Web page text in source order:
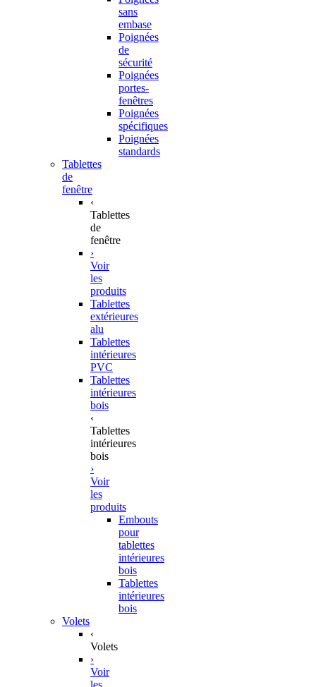
sans
embase
Poignées
de
sécurité
Poignées
portes-
fenêtres
Poignées
spécifiques
Poignées
standards
Tablettes
de
fenêtre
‹
Tablettes
de
fenêtre
›
Voir
les
produits
Tablettes
extérieures
alu
Tablettes
intérieures
PVC
Tablettes
intérieures
bois
‹
Tablettes
intérieures
bois
›
Voir
les
produits
Embouts
pour
tablettes
intérieures
bois
Tablettes
intérieures
bois
Volets
‹
Volets
›
Voir
les